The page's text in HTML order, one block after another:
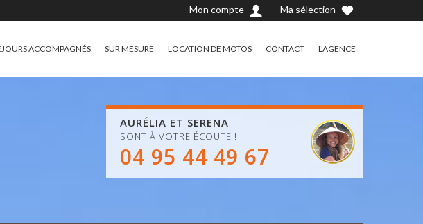
Ma sélection
Mon compte
ACCOMPAGNÉS SUR MESURE LOCATION DE MOTOS CONTACT L'AGENCE
AURÉLIA ET SERENA
SONT À VOTRE ÉCOUTE !
04 95 44 49 67